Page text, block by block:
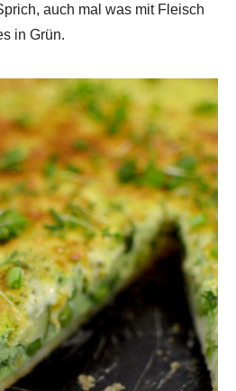
auch mal was mit Fleisch
in Grün.